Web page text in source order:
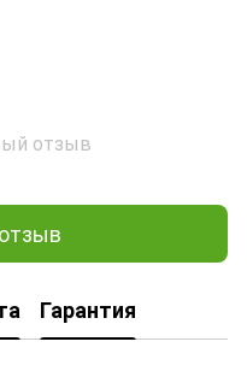
отзыв
Гарантия